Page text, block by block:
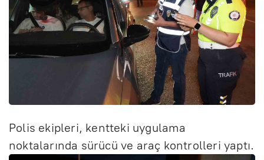
Polis ekipleri, kentteki uygulama
noktalarında sürücü ve araç kontrolleri yaptı.